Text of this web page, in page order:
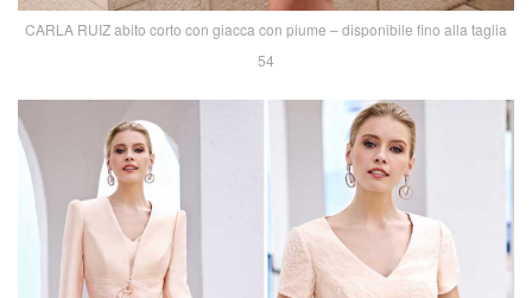
CARLA RUIZ abito corto con giacca con piume – disponibile fino alla taglia
54